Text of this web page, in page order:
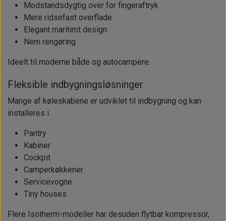
Modstandsdygtig over for fingeraftryk
Mere ridsefast overflade
Elegant maritimt design
Nem rengøring
Ideelt til moderne både og autocampere.
Fleksible indbygningsløsninger
Mange af køleskabene er udviklet til indbygning og kan
installeres i:
Pantry
Kabiner
Cockpit
Camperkøkkener
Servicevogne
Tiny houses
Flere Isotherm-modeller har desuden flytbar kompressor,